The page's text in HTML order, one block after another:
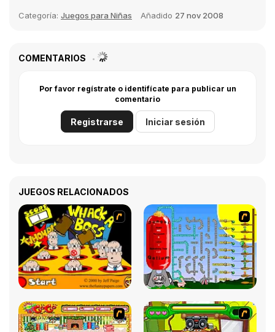
Categoría: Juegos para Niñas Añadido 27 nov 2008
COMENTARIOS
Por favor regístrate o identifícate para publicar un
comentario
Registrarse Iniciar sesión
JUEGOS RELACIONADOS